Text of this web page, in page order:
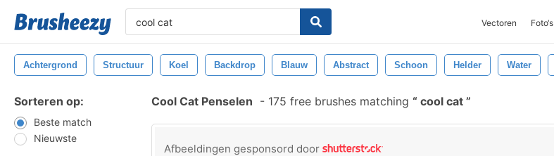
Vectoren Foto‘s
Achtergrond Structuur Koel Backdrop Blauw Abstract Schoon Helder Water
Sorteren op:
Beste match
Nieuwste
Cool Cat Penselen - 175 free brushes matching cool cat
Afbeeldingen gesponsord door